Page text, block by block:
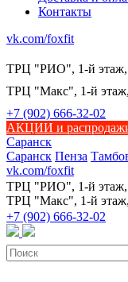
Контакты
vk.com/foxfit
ТРЦ "РИО", 1-й этаж,
ТРЦ "Макс", 1-й этаж,
+7 (902) 666-32-02
АКЦИИ и
Саранск
Саранск Пенза
vk.com/foxfit
ТРЦ "РИО", 1-й этаж,
ТРЦ "Макс", 1-й этаж,
+7 (902) 666-32-02